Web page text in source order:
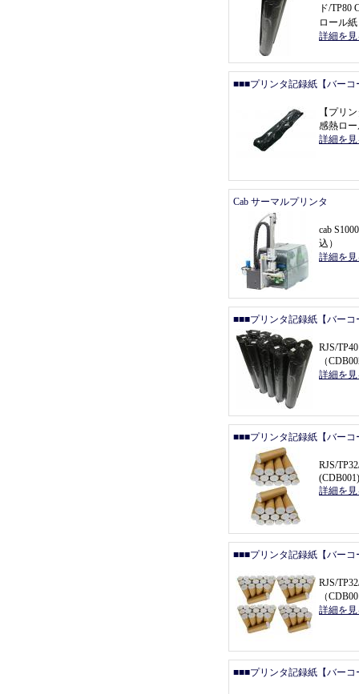
ド/TP80
ロール紙
詳細を
■■■プリンタ記録紙【バー
【 プリ
感熱ロ
詳細を
Cab サーマルプリンタ
cab S1000
込 ）
詳細を
■■■プリンタ記録紙【バー
RJS/
（
詳細を
■■■プリンタ記録紙【バー
RJS/
(CDB001)
詳細を
■■■プリンタ記録紙【バー
RJS/
（
詳細を
■■■プリンタ記録紙【バー